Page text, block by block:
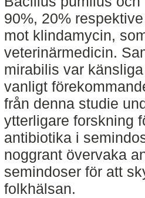
90%, 20%
mot klindamycin,
veterinärmedicin.
mirabilis var
vanligt
från denna studie
ytterligare forskning
antibiotika i
noggrant övervaka
semindoser för att
folkhälsan.